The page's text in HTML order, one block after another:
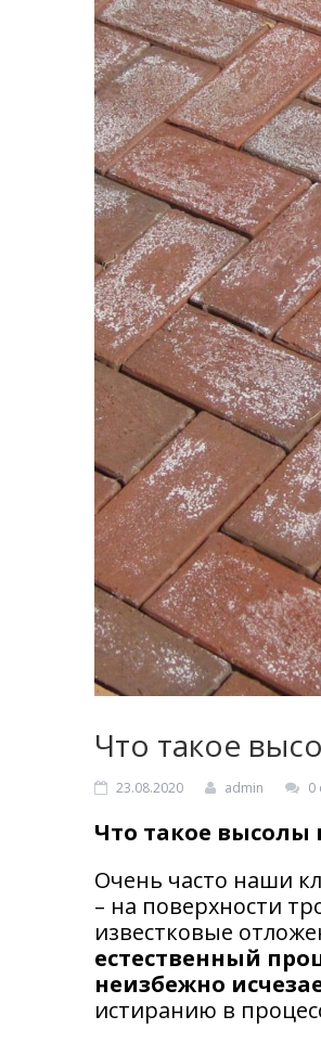
Что такое
23.08.2020 admin 0
Что такое высолы
Очень часто наши
– на поверхности
известковые
естественный
неизбежно
истиранию в